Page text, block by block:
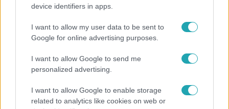
device identifiers in apps.
I want to allow my user data to be sent to
Google for online advertising purposes.
I want to allow Google to send me
personalized advertising.
I want to allow Google to enable storage
related to analytics like cookies on web or
Életmód
elkészítéséhez